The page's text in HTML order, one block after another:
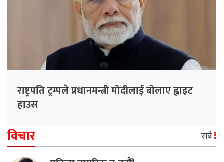
राष्ट्रपति ट्रम्पले प्रधानमन्त्री मोदीलाई बोलाए ह्वाइट
हाउस
विचार सबै